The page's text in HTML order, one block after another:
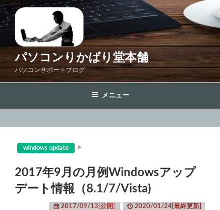
コ
ン
テ
ス
プ
パソコンりかばり堂本舗
パソコンサポートブログ
メニュー
windows update >
2017年9月の月例Windowsアップ
デート情報（8.1/7/Vista)
2017/09/13[公開] 2020/01/24[最終更新]